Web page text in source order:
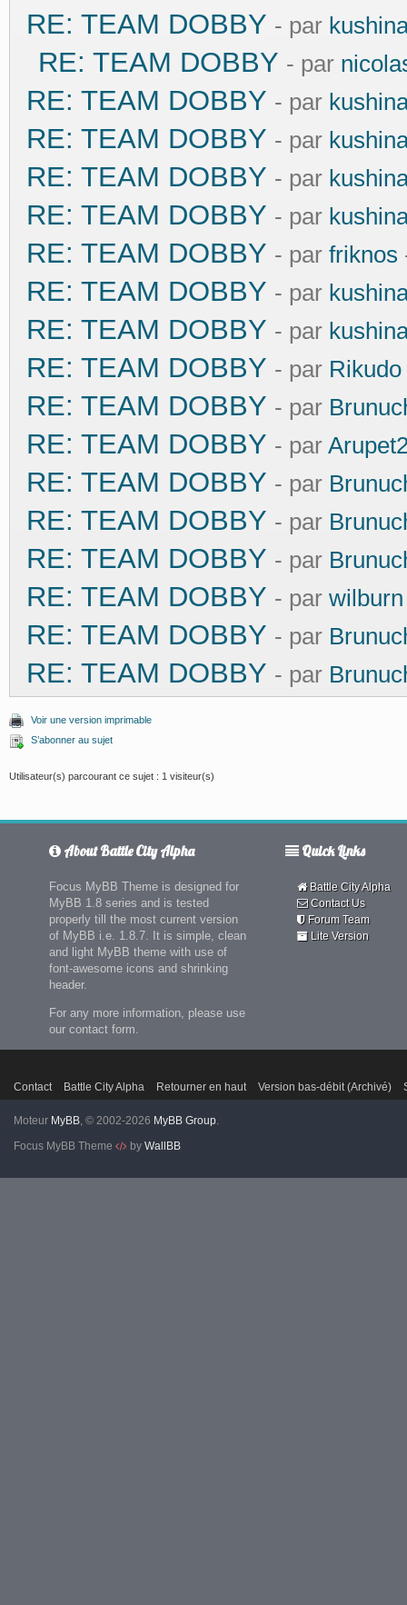
RE: TEAM DOBBY - par
RE: TEAM DOBBY - par
RE: TEAM DOBBY - par
RE: TEAM DOBBY - par
RE: TEAM DOBBY - par
RE: TEAM DOBBY - par
RE: TEAM DOBBY - par friknos
RE: TEAM DOBBY - par
RE: TEAM DOBBY - par
RE: TEAM DOBBY - par
RE: TEAM DOBBY - par
RE: TEAM DOBBY - par
RE: TEAM DOBBY - par
RE: TEAM DOBBY - par
RE: TEAM DOBBY - par
RE: TEAM DOBBY - par wilburn
RE: TEAM DOBBY - par
RE: TEAM DOBBY - par
Voir une version imprimable
S’abonner au sujet
Utilisateur(s) parcourant ce sujet : 1 visiteur(s)
About Battle City Alpha
Focus MyBB Theme is designed for
MyBB 1.8 series and is tested
properly till the most current version
of MyBB i.e. 1.8.7. It is simple, clean
and light MyBB theme with use of
font-awesome icons and shrinking
header.
For any more information, please use
our contact form.
Quick Links
Battle City Alpha
Contact Us
Forum Team
Lite Version
Contact Battle City Alpha Retourner en haut Version bas-débit (Archivé)
Moteur MyBB, © 2002-2026 MyBB Group.
Focus MyBB Theme
by WallBB